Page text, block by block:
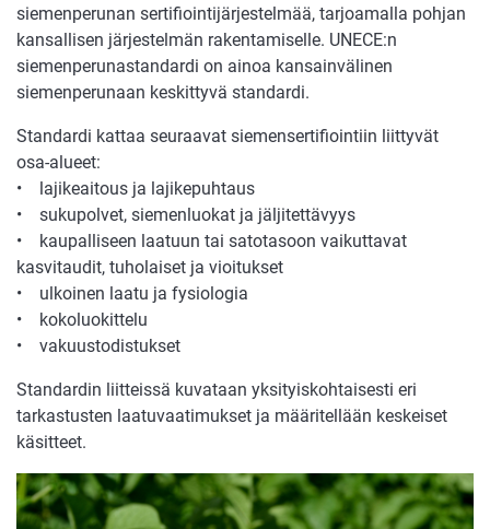
siemenperunan sertifiointijärjestelmää, tarjoamalla pohjan
kansallisen järjestelmän rakentamiselle. UNECE:n
siemenperunastandardi on ainoa kansainvälinen
siemenperunaan keskittyvä standardi.
Standardi kattaa seuraavat siemensertifiointiin liittyvät
osa-alueet:
• lajikeaitous ja lajikepuhtaus
• sukupolvet, siemenluokat ja jäljitettävyys
• kaupalliseen laatuun tai satotasoon vaikuttavat
kasvitaudit, tuholaiset ja vioitukset
• ulkoinen laatu ja fysiologia
• kokoluokittelu
• vakuustodistukset
Standardin liitteissä kuvataan yksityiskohtaisesti eri
tarkastusten laatuvaatimukset ja määritellään keskeiset
käsitteet.